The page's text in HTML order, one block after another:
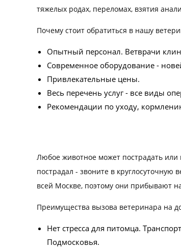
тяжелых родах, переломах, взятия
Почему стоит обратиться в нашу
Опытный персонал. Ветврачи
Современное оборудование -
Привлекательные цены.
Весь перечень услуг - все виды
Рекомендации по уходу,
Любое животное может пострадать или
пострадал - звоните в
всей Москве, поэтому они прибывают
Преимущества вызова ветеринара на
Нет стресса для питомца.
Подмосковья.